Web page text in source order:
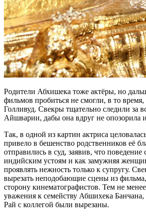
Родители Абхишека тоже актёры, но
фильмов пробиться не смогли, в то
Голливуд. Свекры тщательно следили за
Айшварии, дабы она вдруг не опозорила
Так, в одной из картин актриса
привело в бешенство родственников её
отправились в суд, заявив, что
индийским устоям и как замужняя
проявлять нежность только к супругу.
вырезать неподобающие сцены из фильма,
сторону кинематографистов. Тем не
уважения к семейству Абшихека
Рай с коллегой были вырезаны.